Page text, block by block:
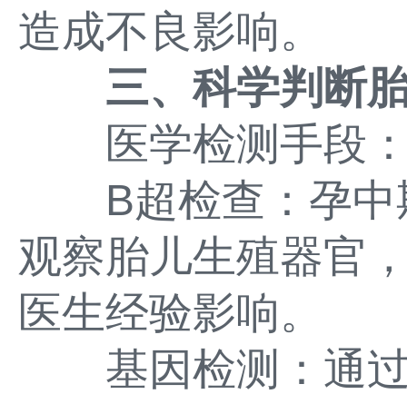
造成不良影响。
三、科学判断
医学检测手段
B超检查：孕中
观察胎儿生殖器官
医生经验影响。
基因检测：通过